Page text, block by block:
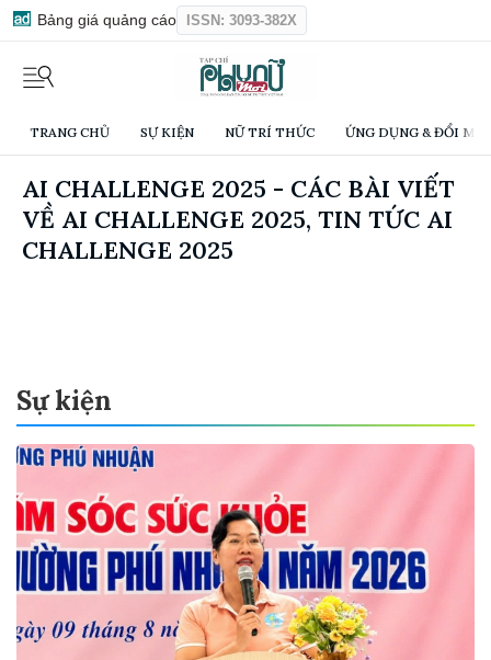
Bảng giá quảng cáo ISSN: 3093-382X
TRANG CHỦ SỰ KIỆN NỮ TRÍ THỨC ỨNG DỤNG & ĐỔI
AI CHALLENGE 2025 - CÁC BÀI VIẾT
VỀ AI CHALLENGE 2025, TIN TỨC AI
CHALLENGE 2025
Sự kiện